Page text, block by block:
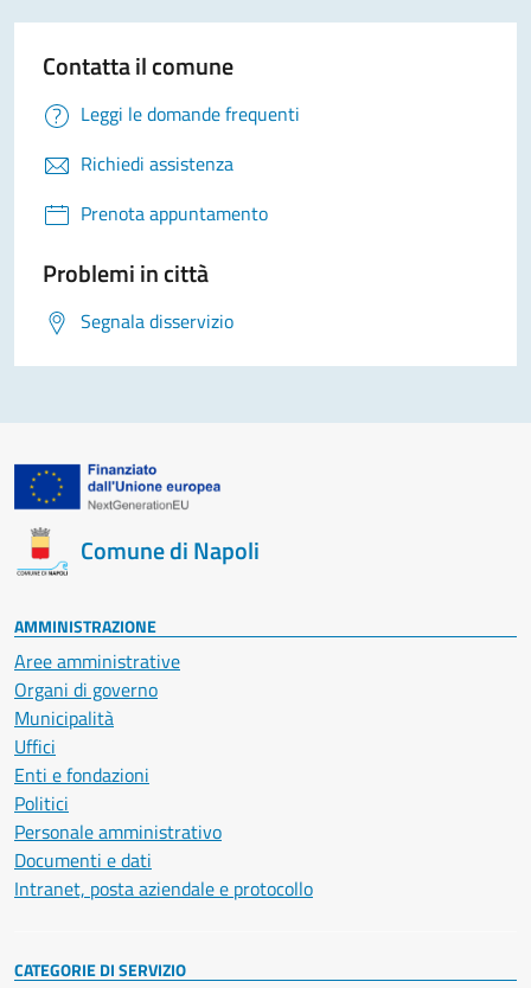
Contatta il comune
Leggi le domande frequenti
Richiedi assistenza
Prenota appuntamento
Problemi in città
Segnala disservizio
Comune di Napoli
AMMINISTRAZIONE
Aree amministrative
Organi di governo
Municipalità
Uffici
Enti e fondazioni
Politici
Personale amministrativo
Documenti e dati
Intranet, posta aziendale e protocollo
CATEGORIE DI SERVIZIO